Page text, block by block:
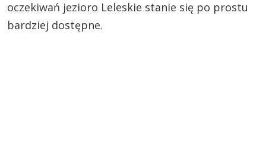
oczekiwań jezioro Leleskie stanie się po prostu
bardziej dostępne.